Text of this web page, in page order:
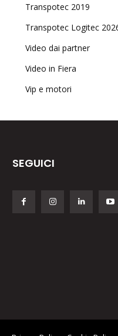
Transpotec 2019
Transpotec Logitec
Video dai partner
Video in Fiera
Vip e motori
SEGUICI